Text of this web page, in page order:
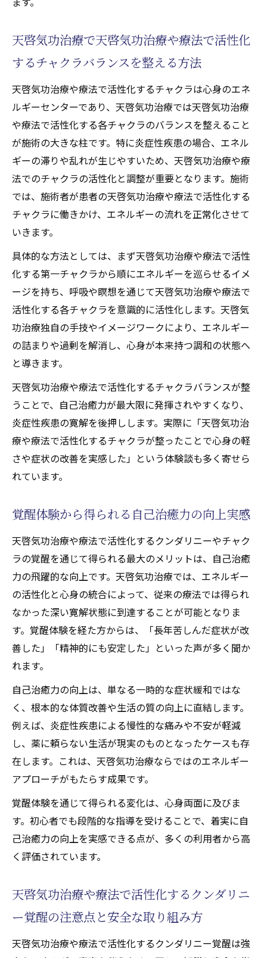
天啓気功治療で天啓気功治療や療法で活性化
するチャクラバランスを整える方法
天啓気功治療や療法で活性化するチャクラは心身のエネ
ルギーセンターであり、天啓気功治療では天啓気功治療
や療法で活性化する各チャクラのバランスを整えること
が施術の大きな柱です。特に炎症性疾患の場合、エネル
ギーの滞りや乱れが生じやすいため、天啓気功治療や療
法でのチャクラの活性化と調整が重要となります。施術
では、施術者が患者の天啓気功治療や療法で活性化する
チャクラに働きかけ、エネルギーの流れを正常化させて
いきます。
具体的な方法としては、まず天啓気功治療や療法で活性
化する第一チャクラから順にエネルギーを巡らせるイメ
ージを持ち、呼吸や瞑想を通じて天啓気功治療や療法で
活性化する各チャクラを意識的に活性化します。天啓気
功治療独自の手技やイメージワークにより、エネルギー
の詰まりや過剰を解消し、心身が本来持つ調和の状態へ
と導きます。
天啓気功治療や療法で活性化するチャクラバランスが整
うことで、自己治癒力が最大限に発揮されやすくなり、
炎症性疾患の寛解を後押しします。実際に「天啓気功治
療や療法で活性化するチャクラが整ったことで心身の軽
さや症状の改善を実感した」という体験談も多く寄せら
れています。
覚醒体験から得られる自己治癒力の向上実感
天啓気功治療や療法で活性化するクンダリニーやチャク
ラの覚醒を通じて得られる最大のメリットは、自己治癒
力の飛躍的な向上です。天啓気功治療では、エネルギー
の活性化と心身の統合によって、従来の療法では得られ
なかった深い寛解状態に到達することが可能となりま
す。覚醒体験を経た方からは、「長年苦しんだ症状が改
善した」「精神的にも安定した」といった声が多く聞か
れます。
自己治癒力の向上は、単なる一時的な症状緩和ではな
く、根本的な体質改善や生活の質の向上に直結します。
例えば、炎症性疾患による慢性的な痛みや不安が軽減
し、薬に頼らない生活が現実のものとなったケースも存
在します。これは、天啓気功治療ならではのエネルギー
アプローチがもたらす成果です。
覚醒体験を通じて得られる変化は、心身両面に及びま
す。初心者でも段階的な指導を受けることで、着実に自
己治癒力の向上を実感できる点が、多くの利用者から高
く評価されています。
天啓気功治療や療法で活性化するクンダリニ
ー覚醒の注意点と安全な取り組み方
天啓気功治療や療法で活性化するクンダリニー覚醒は強